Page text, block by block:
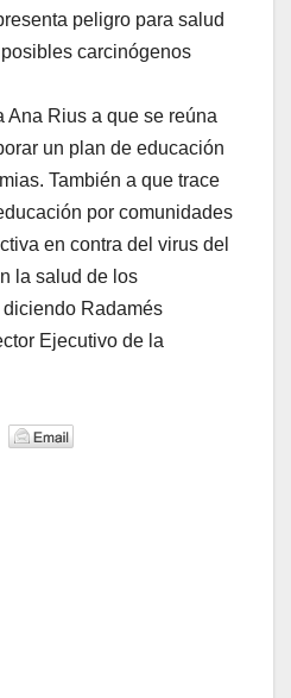
peligro para salud
carcinógenos
Ana Rius a que se reúna
un plan de educación
También a que trace
por comunidades
en contra del virus del
la salud de los
Radamés
Ejecutivo de la